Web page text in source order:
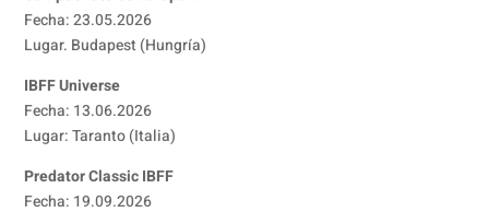
Fecha: 23.05.2026
Lugar. Budapest (Hungría)
IBFF Universe
Fecha: 13.06.2026
Lugar: Taranto (Italia)
Predator Classic IBFF
Fecha: 19.09.2026